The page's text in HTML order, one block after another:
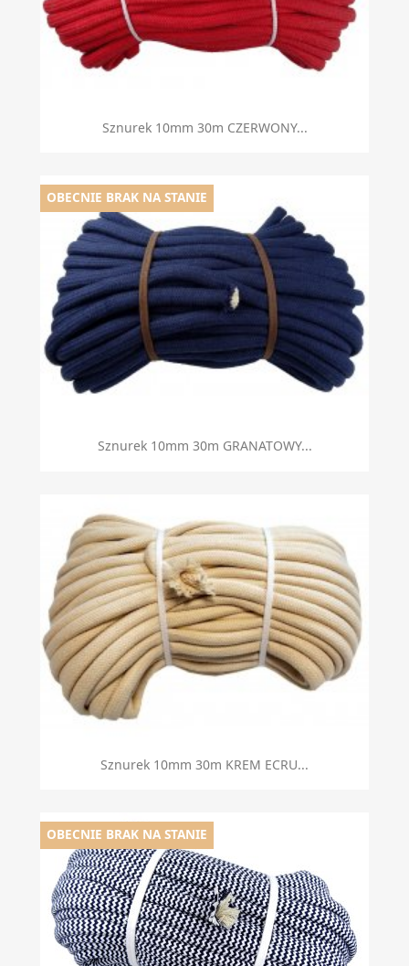
Sznurek 10mm 30m CZERWONY...
Sznurek 10mm 30m GRANATOWY...
OBECNIE BRAK NA STANIE
Sznurek 10mm 30m KREM ECRU...
OBECNIE BRAK NA STANIE